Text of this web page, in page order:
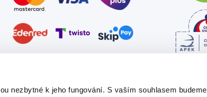
nezbytné k jeho fungování. S vaším souhlasem budeme